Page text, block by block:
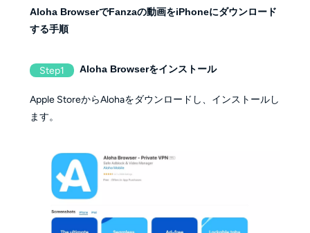
Aloha BrowserでFanzaの動画をiPhoneにダウンロード
する手順
Step1 Aloha Browserをインストール
Apple StoreからAlohaをダウンロードし、インストールし
ます。